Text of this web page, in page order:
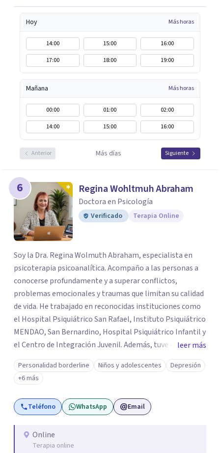
Hoy Más horas
14:00 15:00
16:00
17:00
18:00 19:00
Mañana Más horas
00:00 01:00
02:00
14:00
15:00 16:00
Anterior Más días Siguiente
6 Regina Wohltmuh Abraham
Doctora en Psicología
Verificado Terapia Online
Soy la Dra. Regina Wolmuth Abraham, especialista en
psicoterapia psicoanalítica. Acompaño a las personas a
conocerse profundamente y a superar conflictos,
problemas emocionales y traumas que limitan su calidad
de vida. He trabajado en reconocidas instituciones como
el Hospital Psiquiátrico San Rafael, Instituto Psiquiátrico
MENDAO, San Bernardino, Hospital Psiquiátrico Infantil y
el Centro de Integración Juvenil. Además, tuve el
privilegio de colaborar en comunidades como Olivar del
Conde y Xochimilco, lo que me permitió conocer diversas
realidades y necesidades.
leer más
Personalidad borderline Niños y adolescentes
Depresión
+6 más
Teléfono WhatsApp Email
Online
Terapia online